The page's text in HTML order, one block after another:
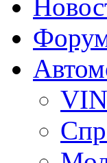
VIN